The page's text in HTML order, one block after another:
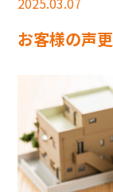
お客様の声